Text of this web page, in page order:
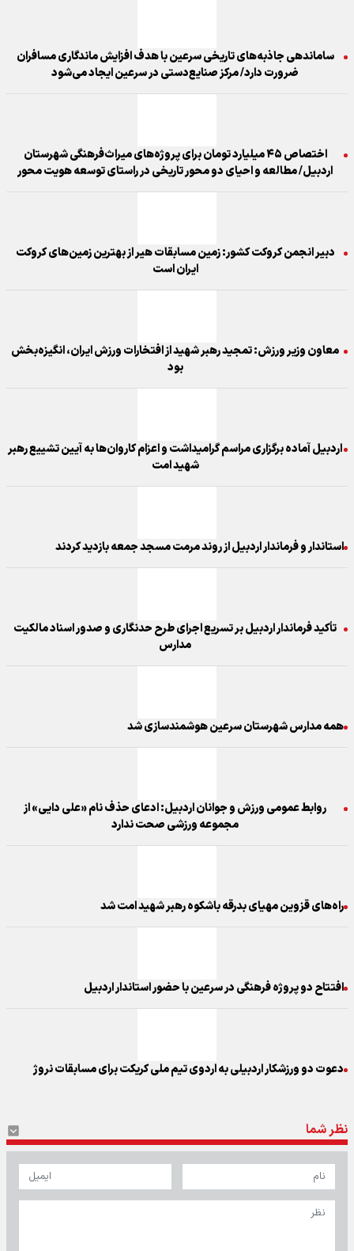
ساماندهی جاذبه‌های تاریخی سرعین با هدف افزایش ماندگاری مسافران
ضرورت دارد/ مرکز صنایع‌دستی در سرعین ایجاد می‌شود
اختصاص ۴۵ میلیارد تومان برای پروژه‌های میراث‌فرهنگی شهرستان
اردبیل/ مطالعه و احیای دو محور تاریخی در راستای توسعه هویت محور
دبیر انجمن کروکت کشور: زمین مسابقات هیر از بهترین زمین‌های کروکت
ایران است
معاون وزیر ورزش: تمجید رهبر شهید از افتخارات ورزش ایران، انگیزه‌بخش
بود
اردبیل آماده برگزاری مراسم گرامیداشت و اعزام کاروان‌ها به آیین تشییع رهبر
شهید امت
استاندار و فرماندار اردبیل از روند مرمت مسجد جمعه بازدید کردند
تأکید فرماندار اردبیل بر تسریع اجرای طرح حدنگاری و صدور اسناد مالکیت
مدارس
همه مدارس شهرستان سرعین هوشمندسازی شد
روابط عمومی ورزش و جوانان اردبیل: ادعای حذف نام «علی دایی» از
مجموعه ورزشی صحت ندارد
راه‌های قزوین مهیای بدرقه باشکوه رهبر شهید امت شد
افتتاح دو پروژه فرهنگی در سرعین با حضور استاندار اردبیل
دعوت دو ورزشکار اردبیلی به اردوی تیم ملی کریکت برای مسابقات نروژ
نظر شما